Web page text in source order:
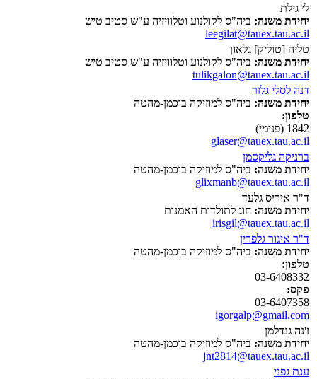
לי גילת
יחידת משנה: ביה"ס לקולנוע וטלוויזיה ע"ש סטיב טיש
leegilat@tauex.tau.ac.il
טליה [טוליק] גלאון
יחידת משנה: ביה"ס לקולנוע וטלוויזיה ע"ש סטיב טיש
tulikgalon@tauex.tau.ac.il
דנה לסלי גלזר
יחידת משנה: ביה"ס למוזיקה בוכמן-מהטה
טלפון:
1842 (פנימי)
glaser@tauex.tau.ac.il
ברניקה גליקסמן
יחידת משנה: ביה"ס למוזיקה בוכמן-מהטה
glixmanb@tauex.tau.ac.il
ד"ר איריס גלעד
יחידת משנה: חוג לתולדות האמנות
irisgil@tauex.tau.ac.il
ד"ר איגור גלפרין
יחידת משנה: ביה"ס למוזיקה בוכמן-מהטה
טלפון:
03-6408332
פקס:
03-6407358
igorgalp@gmail.com
ז'נה גנדלמן
יחידת משנה: ביה"ס למוזיקה בוכמן-מהטה
jnt2814@tauex.tau.ac.il
ענת גפני